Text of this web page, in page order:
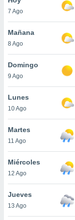
y
en
más
de
7 Ago
Mañana
8 Ago
Domingo
9 Ago
Lunes
10 Ago
Martes
11 Ago
Miércoles
12 Ago
Jueves
13 Ago